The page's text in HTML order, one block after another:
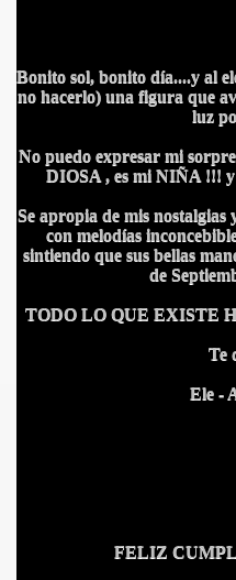
Bonito sol, bonito día....y al
no hacerlo) una figura que
luz
No puedo expresar mi
DIOSA , es mi NIÑA !!!
Se apropia de mis nostalgias
con melodías
sintiendo que sus bellas
de
TODO LO QUE EXISTE
Te
Ele -
FELIZ